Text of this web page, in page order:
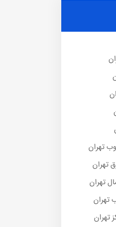
تهران
تهران
تهران
تهران
تهران